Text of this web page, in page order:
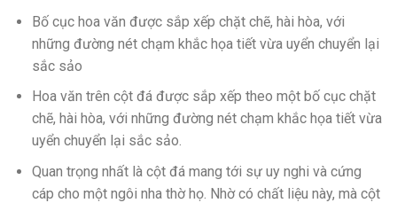
Bố cục hoa văn được sắp xếp chặt chẽ, hài hòa, với
những đường nét chạm khắc họa tiết vừa uyển chuyển lại
sắc sảo
Hoa văn trên cột đá được sắp xếp theo một bố cục chặt
chẽ, hài hòa, với những đường nét chạm khắc họa tiết vừa
uyển chuyển lại sắc sảo.
Quan trọng nhất là cột đá mang tới sự uy nghi và cứng
cáp cho một ngôi nha thờ họ. Nhờ có chất liệu này, mà cột